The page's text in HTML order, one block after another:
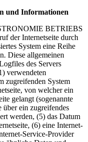
und Informationen
BETRIEBS
der Internetseite durch
System eine Reihe
Diese allgemeinen
des Servers
verwendeten
zugreifenden System
von welcher ein
gelangt (sogenannte
ein zugreifendes
werden, (5) das Datum
(6) eine Internet-
Service-Provider